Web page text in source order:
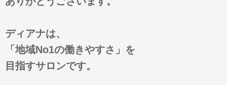
ディアナは、
「地域No1の働きやすさ」を
目指すサロンです。